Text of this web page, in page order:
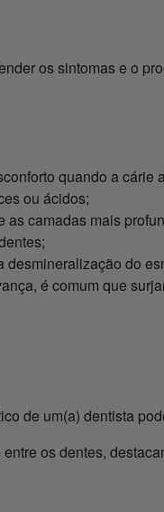
os sintomas e o
quando a
ou ácidos;
as camadas mais
desmineralização do
é comum que
de um(a) dentista
os dentes,